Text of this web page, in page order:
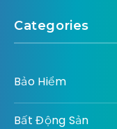
Categories
Bảo Hiểm
Bất Động Sản